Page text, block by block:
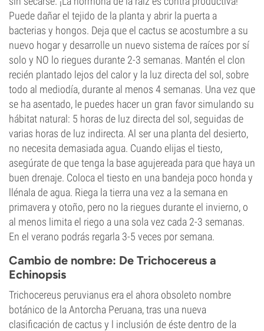
Puede dañar el tejido de la planta y abrir la puerta a
bacterias y hongos. Deja que el cactus se acostumbre a su
nuevo hogar y desarrolle un nuevo sistema de raíces por sí
solo y NO lo riegues durante 2-3 semanas. Mantén el clon
recién plantado lejos del calor y la luz directa del sol, sobre
todo al mediodía, durante al menos 4 semanas. Una vez que
se ha asentado, le puedes hacer un gran favor simulando su
hábitat natural: 5 horas de luz directa del sol, seguidas de
varias horas de luz indirecta. Al ser una planta del desierto,
no necesita demasiada agua. Cuando elijas el tiesto,
asegúrate de que tenga la base agujereada para que haya un
buen drenaje. Coloca el tiesto en una bandeja poco honda y
llénala de agua. Riega la tierra una vez a la semana en
primavera y otoño, pero no la riegues durante el invierno, o
al menos limita el riego a una sola vez cada 2-3 semanas.
En el verano podrás regarla 3-5 veces por semana.
Cambio de nombre: De Trichocereus a
Echinopsis
Trichocereus peruvianus era el ahora obsoleto nombre
botánico de la Antorcha Peruana, tras una nueva
clasificación de cactus y l inclusión de éste dentro de la